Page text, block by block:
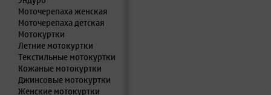
Моточерепаха женская
Моточерепаха детская
Мотокуртки
Летние мотокуртки
Текстильные мотокуртки
Кожаные мотокуртки
Джинсовые мотокуртки
Женские мотокуртки